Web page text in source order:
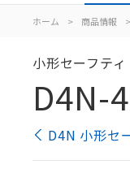
ホーム > 商品情報 >
小形セーフテ
D4N-
D4N 小形セ